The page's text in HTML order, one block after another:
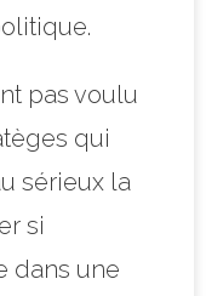
pas voulu
qui
sérieux la
si
dans une